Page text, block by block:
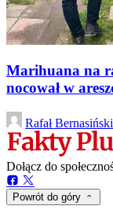
Marihuana na
nocował w
Rafał
Dołącz do
Powrót do góry